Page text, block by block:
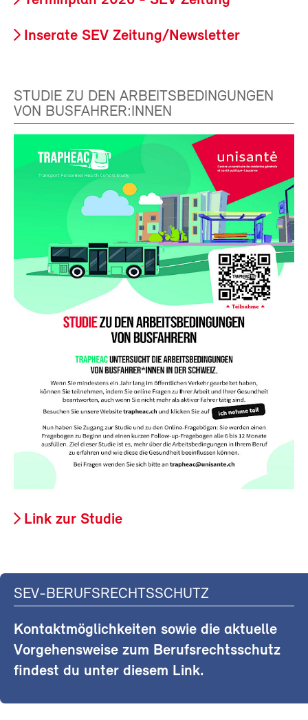
Inserate SEV Zeitung/Newsletter
STUDIE ZU DEN ARBEITSBEDINGUNGEN
VON BUSFAHRER:INNEN
Link zur Studie
SEV-BERUFSRECHTSSCHUTZ
Kontaktmöglichkeiten sowie die aktuelle
Vorgehensweise zum Berufsrechtsschutz
findest du unter diesem Link.